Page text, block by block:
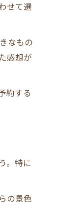
せて選
なもの
感想が
約する
。特に
の景色